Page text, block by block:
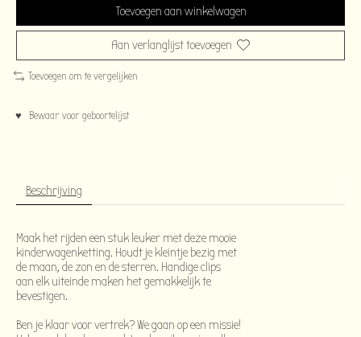
Toevoegen aan winkelwagen
Aan verlanglijst toevoegen
Toevoegen om te vergelijken
♥ Bewaar voor geboortelijst
Beschrijving
Maak het rijden een stuk leuker met deze mooie
kinderwagenketting. Houdt je kleintje bezig met
de maan, de zon en de sterren. Handige clips
aan elk uiteinde maken het gemakkelijk te
bevestigen.
Ben je klaar voor vertrek? We gaan op een missie!